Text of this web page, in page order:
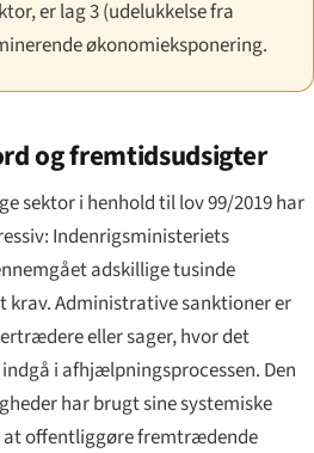
er lag 3 (udelukkelse fra
økonomieksponering.
og fremtidsudsigter
sektor i henhold til lov 99/2019 har
Indenrigsministeriets
adskillige tusinde
krav. Administrative sanktioner er
eller sager, hvor det
i afhjælpningsprocessen. Den
har brugt sine systemiske
at offentliggøre fremtrædende